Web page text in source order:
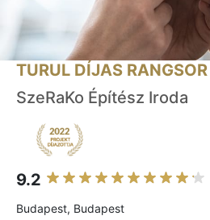
TURUL DÍJAS RANGSOR
SzeRaKo Építész Iroda
9.2
Budapest, Budapest